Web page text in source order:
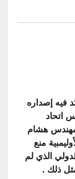
فيه إصداره
اتحاد
هشام
منع
الذي لم
ذلك .